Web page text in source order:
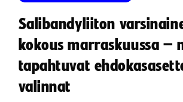
Salibandyliiton
kokous marraskuussa –
tapahtuvat
valinnat